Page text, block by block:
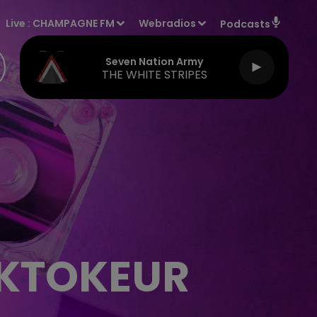
Live : CHAMPAGNE FM Webradios Podcasts
Seven Nation Army
THE WHITE STRIPES